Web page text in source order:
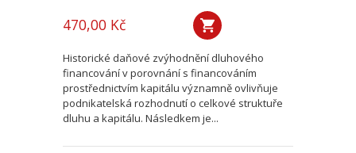
470,00 Kč
Historické daňové zvýhodnění dluhového
financování v porovnání s financováním
prostřednictvím kapitálu významně ovlivňuje
podnikatelská rozhodnutí o celkové struktuře
dluhu a kapitálu. Následkem je...